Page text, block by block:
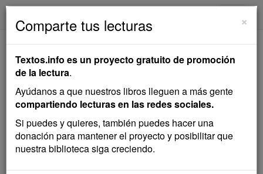
Sobre la Hoja de un
Árbol
Rosario de Acuña
Cuento
×
Comparte tus lecturas
Textos.info es un proyecto gratuito de promoción
de la lectura.
Ayúdanos a que nuestros libros lleguen a más gente
compartiendo lecturas en las redes sociales.
Si puedes y quieres, también puedes hacer una
donación para mantener el proyecto y posibilitar que
nuestra biblioteca siga creciendo.